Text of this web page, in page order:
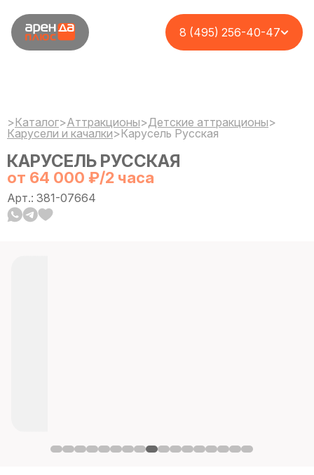
8 (495) 256-40-47
>Каталог>Аттракционы>Детские аттракционы>
Карусели и качалки>Карусель Русская
КАРУСЕЛЬ РУССКАЯ
от 64 000 ₽/2 часа
Арт.: 381-07664